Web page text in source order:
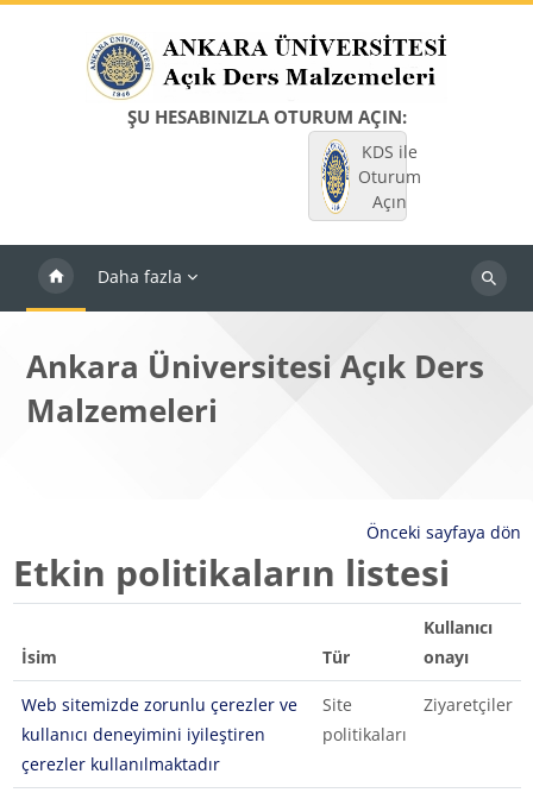
ŞU HESABINIZLA OTURUM AÇIN:
KDS ile
Oturum
Açın
Daha fazla
Dersleri
Ankara Üniversitesi Açık Ders
Malzemeleri
Önceki sayfaya dön
Etkin politikaların listesi
İsim Tür
Kullanıcı
onayı
Web sitemizde zorunlu çerezler ve
kullanıcı deneyimini iyileştiren
çerezler kullanılmaktadır
Site
politikaları
Ziyaretçiler